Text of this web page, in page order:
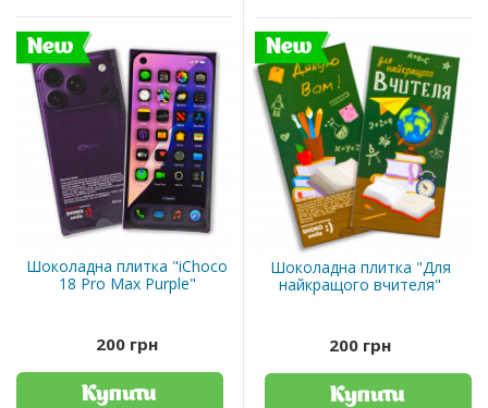
New
Шоколадна плитка "iChoco
18 Pro Max Purple"
200 грн
Купити
New
Шоколадна плитка "Для
найкращого вчителя"
200 грн
Купити